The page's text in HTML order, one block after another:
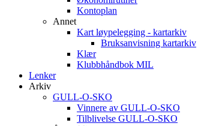
Kontoplan
Annet
Kart løypelegging - kartarkiv
Bruksanvisning kartarkiv
Klær
Klubbhåndbok MIL
Lenker
Arkiv
GULL-O-SKO
Vinnere av GULL-O-SKO
Tilblivelse GULL-O-SKO